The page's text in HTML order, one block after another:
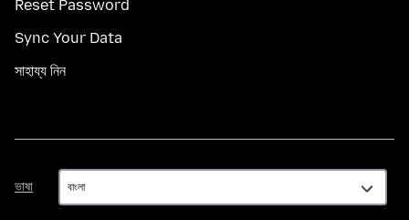
Reset Password
Sync Your Data
সাহায্য নিন
ভাষা
ভাষা